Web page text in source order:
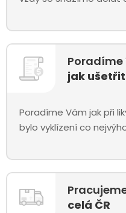
Poradíme
jak ušetřit
Poradíme Vám jak při
bylo vyklízení co
celá ČR